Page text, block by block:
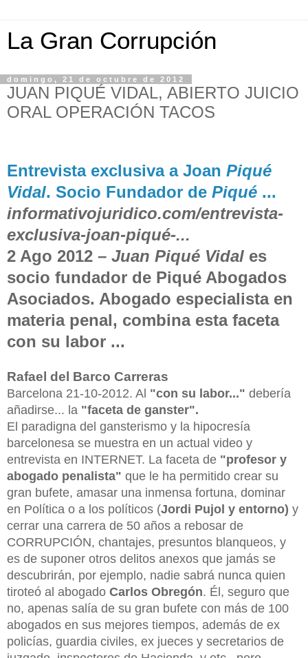
La Gran Corrupción
domingo, 21 de octubre de 2012
JUAN PIQUÉ VIDAL, ABIERTO JUICIO
ORAL OPERACIÓN TACOS
Entrevista exclusiva a Joan Piqué
Vidal. Socio Fundador de Piqué ...
informativojuridico.com/entrevista-
exclusiva-joan-piqué-...
2 Ago 2012 – Juan Piqué Vidal es
socio fundador de Piqué Abogados
Asociados. Abogado especialista en
materia penal, combina esta faceta
con su labor ...
Rafael del Barco Carreras
Barcelona 21-10-2012. Al "con su labor..." debería
añadirse... la "faceta de ganster".
El paradigna del gansterismo y la hipocresía
barcelonesa se muestra en un actual video y
entrevista en INTERNET. La faceta de "profesor y
abogado penalista" que le ha permitido crear su
gran bufete, amasar una inmensa fortuna, dominar
en Política o a los políticos (Jordi Pujol y entorno) y
cerrar una carrera de 50 años a rebosar de
CORRUPCIÓN, chantajes, presuntos blanqueos, y
es de suponer otros delitos anexos que jamás se
descubrirán, por ejemplo, nadie sabrá nunca quien
tiroteó al abogado Carlos Obregón. Él, seguro que
no, apenas salía de su gran bufete con más de 100
abogados en sus mejores tiempos, además de ex
policías, guardia civiles, ex jueces y secretarios de